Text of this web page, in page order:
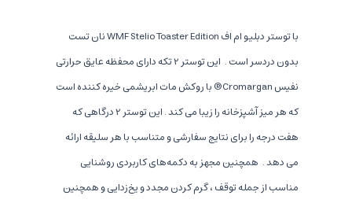
با توستر دبلیو ام اف WMF Stelio Toaster Edition نان تست
بدون دردسر است .
این توستر 2 تکه دارای محفظه عایق حرارتی
نفیس Cromargan® با روکش مات ابریشمی خیره کننده است
که هر میز آشپزخانه را زیبا می کند . این توستر 2 درگاهی که
هفت درجه را برای نتایج سفارشی و متناسب با هر سلیقه ارائه
می دهد . همچنین مجهز به دکمه‌های کاربردی روشنایی
مناسب از جمله توقف ، گرم کردن مجدد و یخ‌زدایی و همچنین